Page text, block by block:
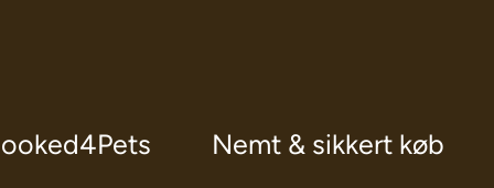
Nemt & sikkert køb